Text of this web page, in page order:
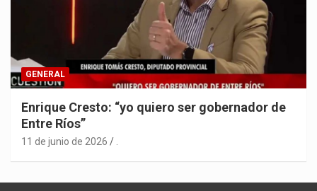
GENERAL
Enrique Cresto: “yo quiero ser gobernador de
Entre Ríos”
11 de junio de 2026 .